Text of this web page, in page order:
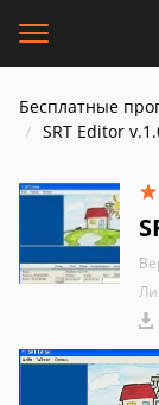
Бесплатные
SRT Editor